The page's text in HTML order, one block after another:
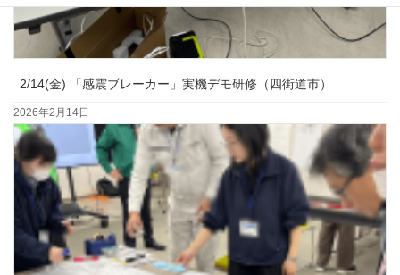
2/14(金) 「感震ブレーカー」実機デモ研修（四街道市）
2026年2月14日